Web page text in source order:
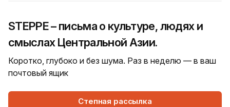
STEPPE – письма о культуре, людях и
смыслах Центральной Азии.
Коротко, глубоко и без шума. Раз в неделю — в ваш
почтовый ящик
Степная рассылка